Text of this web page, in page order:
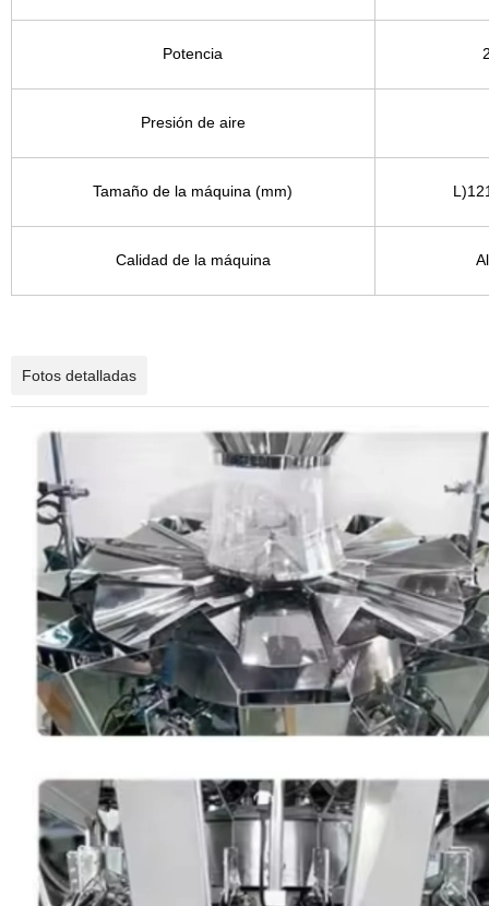
Potencia
Presión de aire
Tamaño de la máquina (mm)
Calidad de la máquina
Fotos detalladas